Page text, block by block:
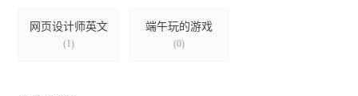
网页设计师英文
(1)
端午玩的游戏
(0)